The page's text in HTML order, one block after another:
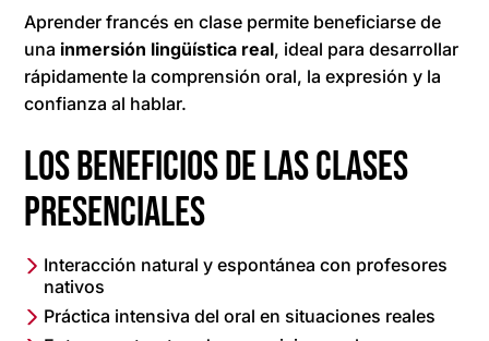
Aprender francés en clase permite beneficiarse de
una inmersión lingüística real, ideal para desarrollar
rápidamente la comprensión oral, la expresión y la
confianza al hablar.
Los beneficios de las clases
presenciales
Interacción natural y espontánea con profesores
nativos
Práctica intensiva del oral en situaciones reales